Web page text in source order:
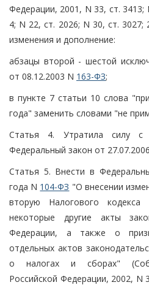
Федерации, 2001, N 33, ст. 3413;
4; N 22, ст. 2026; N 30, ст.
изменения и дополнение:
абзацы второй - шестой
от 08.12.2003 N 163-ФЗ;
в пункте 7 статьи 10 слова
года" заменить словами "не
Статья 4. Утратила силу
Федеральный закон от
Статья 5. Внести в
года N 104-ФЗ "О внесении
вторую Налогового кодекса
некоторые другие акты
Федерации, а также о
отдельных актов
о налогах и сборах"
Российской Федерации, 2002, N